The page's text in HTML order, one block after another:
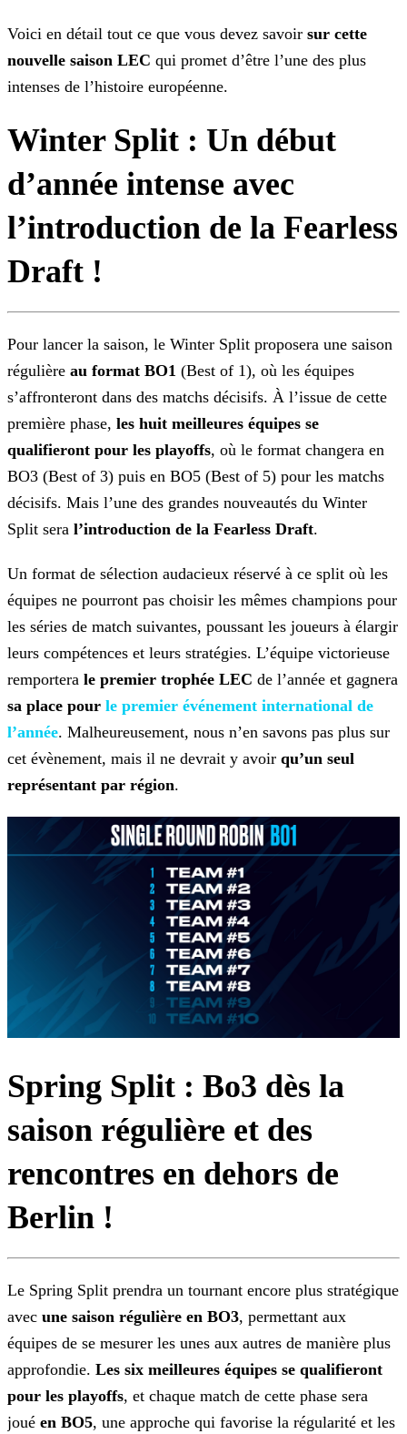
Voici en détail tout ce que vous devez savoir sur cette
nouvelle saison LEC qui promet d’être l’une des plus
intenses de l’histoire européenne.
Winter Split : Un début
d’année intense avec
l’introduction de la Fearless
Draft !
Pour lancer la saison, le Winter Split proposera une saison
régulière au format BO1 (Best of 1), où les équipes
s’affronteront dans des matchs décisifs. À l’issue de cette
première phase, les huit meilleures équipes se
qualifieront pour les playoffs, où le format changera en
BO3 (Best of 3) puis en BO5 (Best of 5) pour les matchs
décisifs. Mais l’une des grandes nouveautés du Winter
Split sera l’introduction de la Fearless Draft.
Un format de sélection audacieux réservé à ce split où les
équipes ne pourront pas choisir les mêmes champions pour
les séries de match suivantes, poussant les joueurs à élargir
leurs compétences et leurs stratégies. L’équipe victorieuse
remportera le premier trophée LEC de l’année et gagnera
sa place pour le premier événement international de
l’année. Malheureusement, nous n’en savons pas plus sur
cet évènement, mais il ne devrait y avoir qu’un seul
représentant par région.
Spring Split : Bo3 dès la
saison régulière et des
rencontres en dehors de
Berlin !
Le Spring Split prendra un tournant encore plus stratégique
avec une saison régulière en BO3, permettant aux
équipes de se mesurer les unes aux autres de manière plus
approfondie. Les six meilleures équipes se qualifieront
pour les playoffs, et chaque match de cette phase sera
joué en BO5, une approche qui favorise la régularité et les